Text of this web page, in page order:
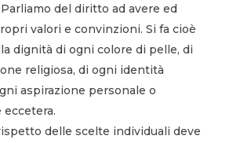
del diritto ad avere ed
valori e convinzioni. Si fa cioè
dignità di ogni colore di pelle, di
religiosa, di ogni identità
aspirazione personale o
delle scelte individuali deve